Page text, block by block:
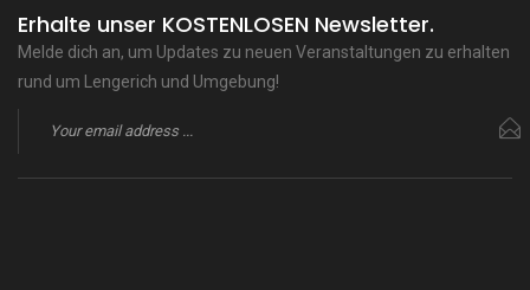
Erhalte unser KOSTENLOSEN Newsletter.
Melde dich an, um Updates zu neuen Veranstaltungen zu erhalten
rund um Lengerich und Umgebung!